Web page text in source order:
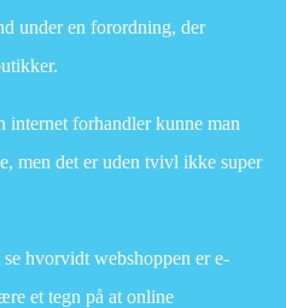
under en forordning, der
internet forhandler kunne man
men det er uden tvivl ikke super
hvorvidt webshoppen er e-
et tegn på at online